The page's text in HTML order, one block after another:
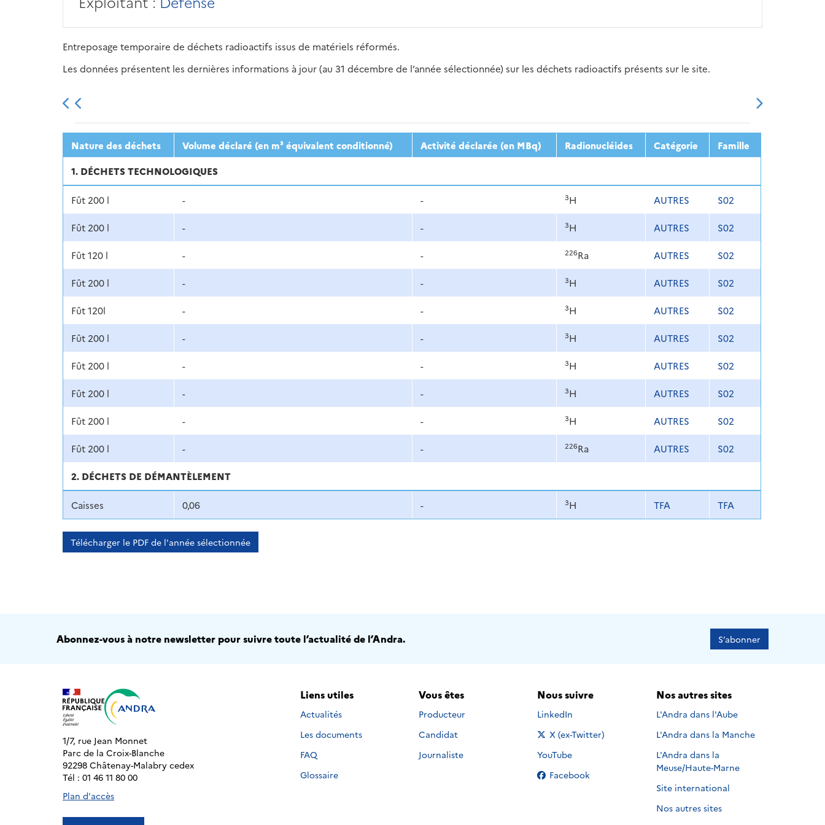
Entreposage temporaire de déchets radioactifs issus de matériels réformés.
Les données présentent les dernières informations à jour (au 31 décembre de l’année sélectionnée) sur les déchets radioactifs présents sur le site.
2013 2014 2015 2016 2017 2018 2019 2020 2021 2022 2023
Nature des déchets Volume déclaré (en m³ équivalent conditionné) Activité déclarée (en MBq) Radionucléides Catégorie
Famille
1. DÉCHETS TECHNOLOGIQUES
Fût 200 l - - 3H AUTRES S02
Fût 200 l - - 3H AUTRES S02
Fût 120 l - - 226Ra AUTRES S02
Fût 200 l - - 3H AUTRES S02
Fût 120l - - 3H AUTRES S02
Fût 200 l - - 3H AUTRES S02
Fût 200 l - - 3H AUTRES S02
Fût 200 l - - 3H AUTRES S02
Fût 200 l - - 3H AUTRES S02
Fût 200 l - - 226Ra AUTRES S02
2. DÉCHETS DE DÉMANTÈLEMENT
Caisses 0,06 - 3H TFA TFA
Télécharger le PDF de l'année sélectionnée
Abonnez-vous à notre newsletter pour suivre toute l’actualité de l’Andra. S’abonner
1/7, rue Jean Monnet
Parc de la Croix-Blanche
92298 Châtenay-Malabry cedex
Tél : 01 46 11 80 00
Plan d'accès
Liens utiles
Actualités
Les documents
FAQ
Glossaire
Vous êtes
Producteur
Candidat
Journaliste
Nous suivre
Nous suivre sur
LinkedIn
Nous suivre sur
X (ex-Twitter)
Nous suivre sur
YouTube
Nous suivre sur
Facebook
Nos autres sites
L'Andra dans l'Aube
L'Andra dans la Manche
L'Andra dans la
Meuse/Haute-Marne
Site international
Nos autres sites